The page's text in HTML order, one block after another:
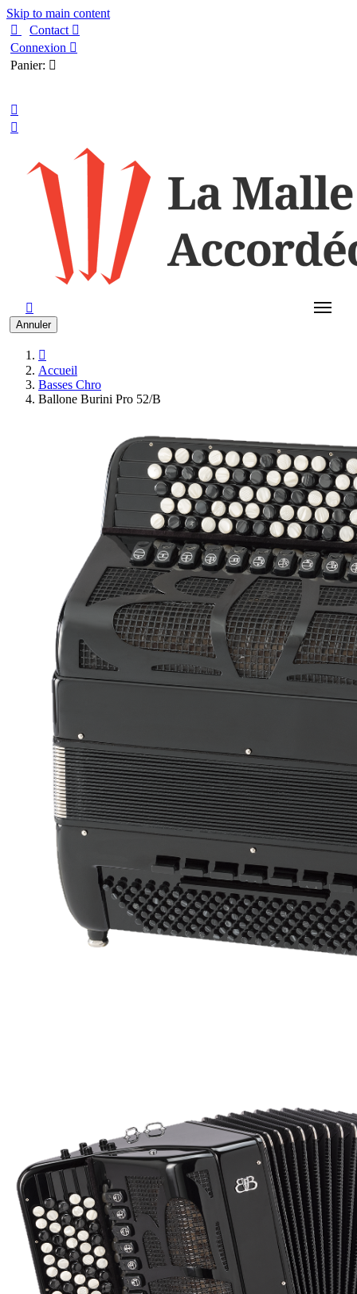
Skip to main content

Contact 
Connexion 
Panier: 



Annuler

Accueil
Basses Chro
Ballone Burini Pro 52/B